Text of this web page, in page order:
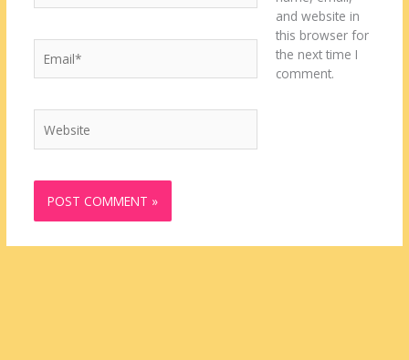
and website in
this browser for
the next time I
comment.